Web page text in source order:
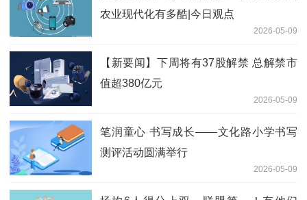
农业现代化有多酷|今日观点
2026-05-09
【新要闻】下周将有37股解禁 总解禁市
值超380亿元
2026-05-09
笔润童心 书写成长——文化路小学书写
测评活动圆满举行
2026-05-09